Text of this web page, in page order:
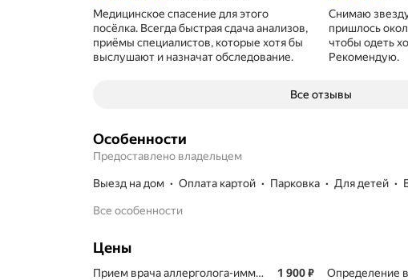
Медицинское спасение для этого
посёлка. Всегда быстрая сдача анализов,
приёмы специалистов, которые хотя бы
выслушают и назначат обследование.
Снимаю
пришлось
чтобы одеть
Рекомендую.
Все отзывы
Особенности
Предоставлено владельцем
выезд на дом Оплата картой парковка для детей
Все особенности
Цены
Прием врача аллерголога-иммунолога
Цена
1900
1 900₽
Определение